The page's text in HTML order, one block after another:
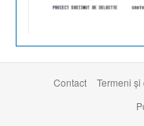
Contact Termeni şi